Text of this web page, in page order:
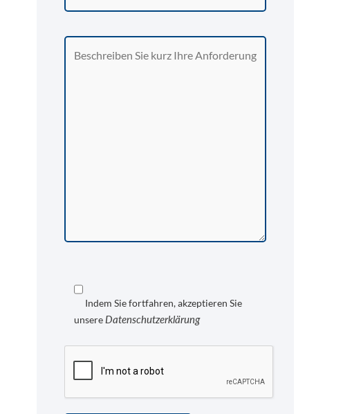
Indem Sie fortfahren, akzeptieren Sie
unsere Datenschutzerklärung